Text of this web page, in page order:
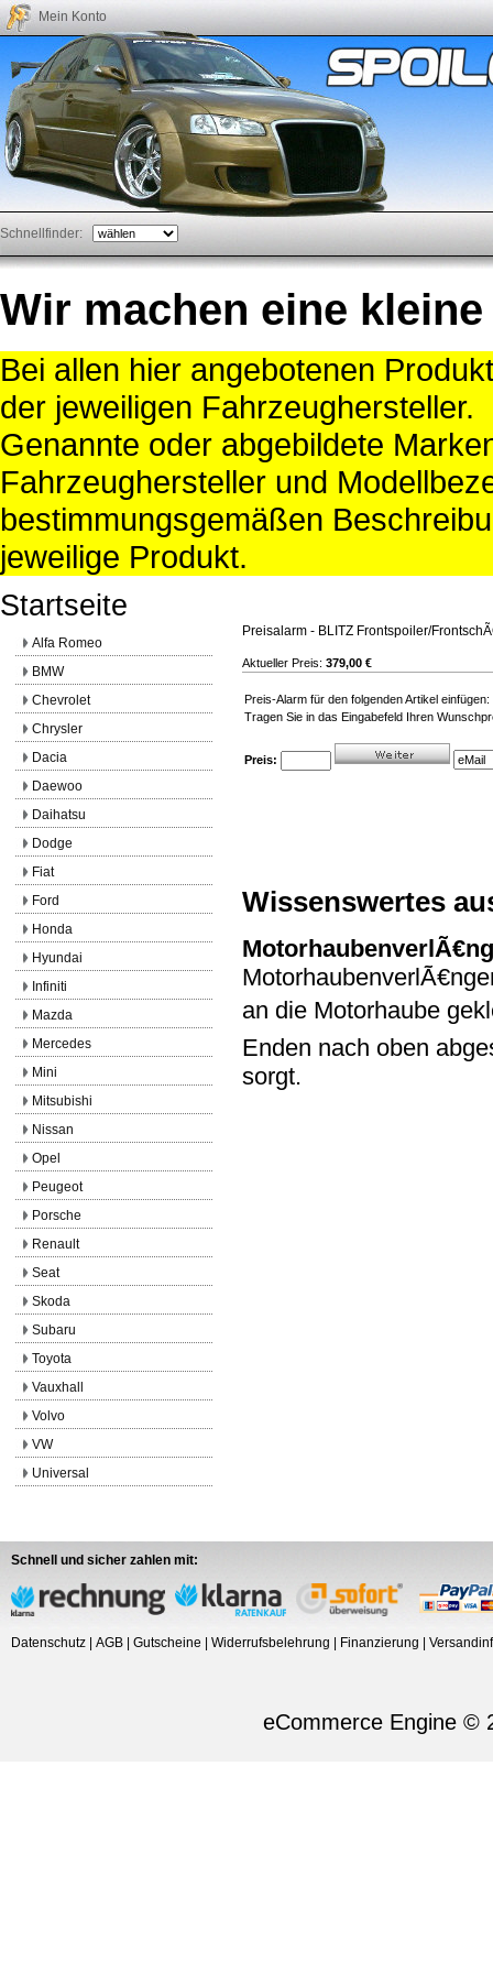
Mein Konto
Schnellfinder:
Wir machen eine kleine
Bei allen hier angebotenen
der jeweiligen Fahrzeughersteller.
Genannte oder abgebildete
Fahrzeughersteller und
bestimmungsgemäßen
jeweilige Produkt.
Startseite
Preisalarm - BLITZ Frontspoiler/
Aktueller Preis: 379,00 €
Preis-Alarm für den folgenden Artikel
Tragen Sie in das Eingabefeld Ihren
Preis:
Wissenswertes
an die Motorhaube
Enden nach oben
sorgt.
Alfa Romeo
BMW
Chevrolet
Chrysler
Dacia
Daewoo
Daihatsu
Dodge
Fiat
Ford
Honda
Hyundai
Infiniti
Mazda
Mercedes
Mini
Mitsubishi
Nissan
Opel
Peugeot
Porsche
Renault
Seat
Skoda
Subaru
Toyota
Vauxhall
Volvo
VW
Universal
Schnell und sicher zahlen mit:
Datenschutz | AGB | Gutscheine | Widerrufsbelehrung | Finanzierung |
eCommerce Engine ©